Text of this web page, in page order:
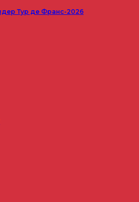
Тур де Франс-2026